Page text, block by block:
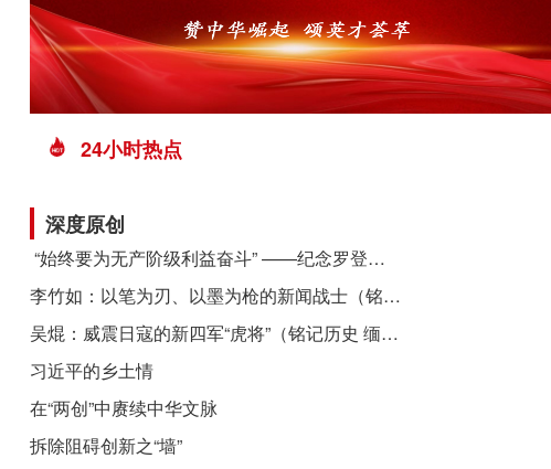
24小时热点
深度原创
​ “始终要为无产阶级利益奋斗” ——纪念罗登贤同志诞辰120周年
李竹如：以笔为刃、以墨为枪的新闻战士（铭记历史 缅怀先烈·抗日英雄）
吴焜：威震日寇的新四军“虎将”（铭记历史 缅怀先烈·抗日英雄）
习近平的乡土情
在“两创”中赓续中华文脉
拆除阻碍创新之“墙”